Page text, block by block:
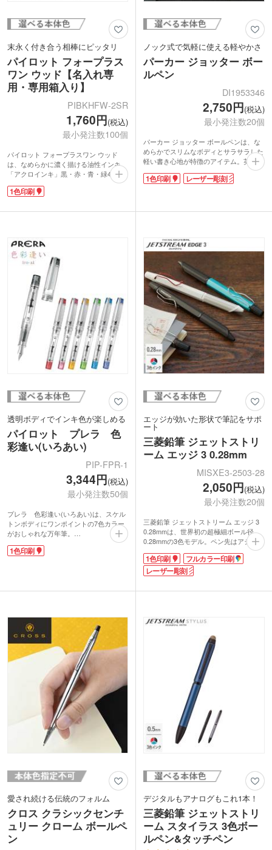
末永く付き合う相棒にピッタリ
パイロット フォープラス
ワン ウッド【名入れ専
用・専用箱入り】
PIBKHFW-2SR
1,760円(税込)
最小発注数100個
パイロット フォープラスワン ウッド
は、なめらかに濃く描ける油性インキ
「アクロインキ」黒・赤・青・緑4色と
シャープペンが1本になった多機能ボー
ルペン。木製のグリップは耐久性があ
ンスの良さと安定感。握りやすく程よい
落ち着いた色合いのブラック・ボルド
ー・ダークブラウン・グレーをご用意。
マット塗装で金具の黒色仕上げにより、
上質感を演出しています。
飽きのこない高級感と書き味の良さ。長
年愛用できるお気に入りの1本になるは
ずです。企業・イベント名を名入れ1色
印刷で周年記念などの記念品に。専用箱
に入れてお届けします。
1色印刷
ノック式で気軽に使える軽やかさ
パーカー ジョッター ボー
ルペン
DI1953346
2,750円(税込)
最小発注数20個
パーカー ジョッター ボールペンは、な
めらかでスリムなボディとサラサラした
軽い書き心地が特徴のアイテム。英国の
老舗筆記具ブランド「パーカー」初のボ
ールペンとして登場し、長く愛され続け
小気味よいノック音がクセになります。
ポケットなどに入れてもかさばらない形
状で、日常遣いにもおすすめ。名入れは
くっきりとした仕上がりのパッド印刷
と、さりげない刻印がオシャレなレーザ
ー彫刻から選べます。高級ブランド品な
がらお手頃な価格なので、高校や大学の
卒業記念品として学生さんへ贈るのにピ
ッタリです。
1色印刷 レーザー彫刻
透明ボディでインキ色が楽しめる
パイロット プレラ 色
彩逢い(いろあい)
PIP-FPR-1
3,344円(税込)
最小発注数50個
プレラ 色彩逢い(いろあい)は、スケル
トンボディにワンポイントの7色カラー
がおしゃれな万年筆。
万年筆なのでお好みのインキを入れて筆
記できるだけでなく、透明なボディを通
人にも扱いやすいのがポイントです。
す。
1色印刷
エッジが効いた形状で筆記をサポ
ート
三菱鉛筆 ジェットストリ
ーム エッジ 3 0.28mm
MISXE3-2503-28
2,050円(税込)
最小発注数20個
三菱鉛筆 ジェットストリーム エッジ 3
0.28mmは、世界初の超極細ボール径
0.28mmの3色モデル。ペン先はアシンメ
トリーな見た目の「ポイントノーズ形
状」を搭載。リフィルがまっすぐ出るの
で、単色ボールペンのような安定した筆
して芯を繰り出す「スピロテック機構」
色ボールペンをお探しの方必見です。
企業ロゴや学校名を印刷して、周年記念
や社員表彰、卒業記念などのノベルティ
にお役立てください。
動画提供 : 三菱鉛筆公式チャンネル
1色印刷
フルカラー印刷
レーザー彫刻
愛され続ける伝統のフォルム
クロス クラシックセンチ
ュリー クローム ボールペ
ン
デジタルもアナログもこれ1本！
三菱鉛筆 ジェットストリ
ーム スタイラス 3色ボー
ルペン&タッチペン